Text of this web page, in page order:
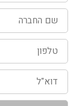
שם
החברה
טלפון
דוא"ל